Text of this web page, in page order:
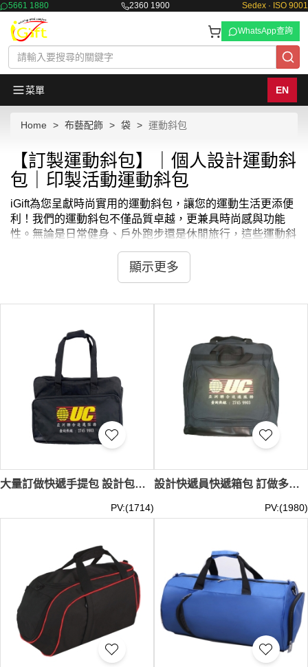
5661 1880 2360 1900 Sedex · ISO 9001
WhatsApp查詢
菜單 EN
Home 布藝配飾 袋 運動斜包
【訂製運動斜包】｜個人設計運動斜
包｜印製活動運動斜包
iGift為您呈獻時尚實用的運動斜包，讓您的運動生活更添便
利！我們的運動斜包不僅品質卓越，更兼具時尚感與功能
性。無論是日常健身、戶外跑步還是休閒旅行，這些運動斜
包都能滿足您的多樣需求。每一款運動斜包都由我們的設計
團隊精心打造，確保輕巧耐用、收納方便。立即選購，讓
iGift的運動斜包成為您運動時的最佳夥伴！
斜包系列應有盡有。我們注重細節，如防水材質、人體工學
設計，讓您的運動斜包既實用又舒適。現在就來iGift探索您
的專屬運動斜包，為您的運動生活增添便利與時尚！運動斜
包印製logo最少訂購量 -MOQ: 500件起 ； 價格：HKD80 /
起, 視乎數量而定。
貨期約需7-15天
顯示更多
大量訂做快遞手提包 設計包裹派送袋 速運快遞包 快遞袋 速遞 MP017
PV:(1714)
設計快遞員快遞箱包 訂做多格快遞箱包 背包容量大 男士快遞包 速遞 運輸 包裹袋 MP016
PV:(1980)